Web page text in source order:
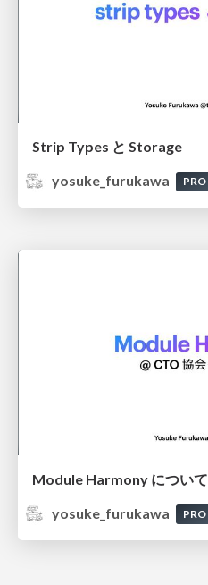
Strip Types と Storage
yosuke_furukawa
PRO
Module Harmony について
yosuke_furukawa
PRO